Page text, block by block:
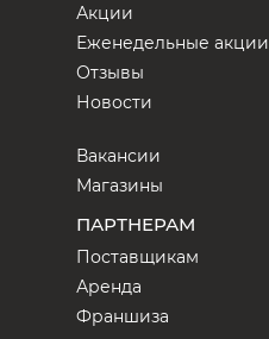
Акции
Еженедельные акции
Отзывы
Новости
Вакансии
Магазины
ПАРТНЕРАМ
Поставщикам
Аренда
Франшиза